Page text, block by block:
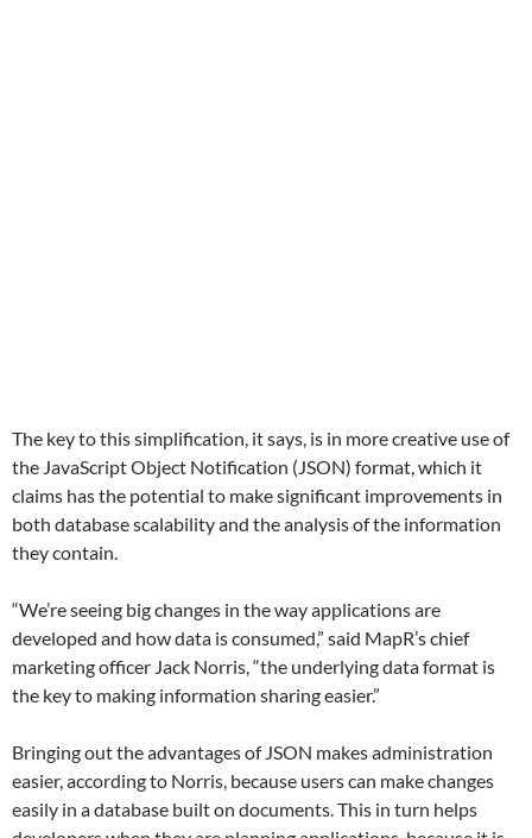
The key to this simplification, it says, is in more creative use of
the JavaScript Object Notification (JSON) format, which it
claims has the potential to make significant improvements in
both database scalability and the analysis of the information
they contain.
“We’re seeing big changes in the way applications are
developed and how data is consumed,” said MapR’s chief
marketing officer Jack Norris, “the underlying data format is
the key to making information sharing easier.”
Bringing out the advantages of JSON makes administration
easier, according to Norris, because users can make changes
easily in a database built on documents. This in turn helps